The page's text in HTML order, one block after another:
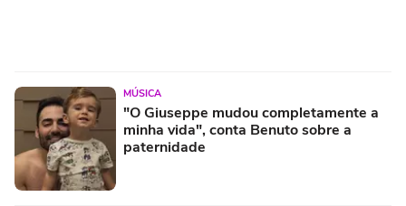
MÚSICA
"O Giuseppe mudou completamente a
minha vida", conta Benuto sobre a
paternidade